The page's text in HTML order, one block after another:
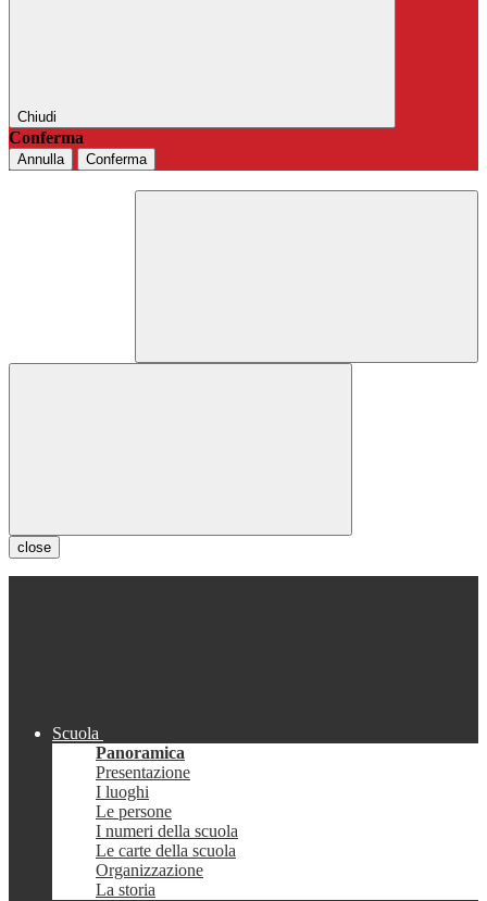
Chiudi
Conferma
Annulla Conferma
close
Scuola
Panoramica
Presentazione
I luoghi
Le persone
I numeri della scuola
Le carte della scuola
Organizzazione
La storia